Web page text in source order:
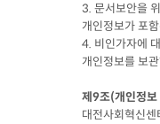
3. 문서보안
개인정보가 포
4. 비인가자
개인정보를 보
제9조(개인정보
대전사회혁신